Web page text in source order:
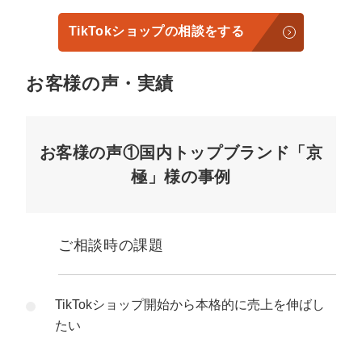
TikTokショップの相談をする
お客様の声・実績
お客様の声①国内トップブランド「京
極」様の事例
ご相談時の課題
TikTokショップ開始から本格的に売上を伸ばし
たい